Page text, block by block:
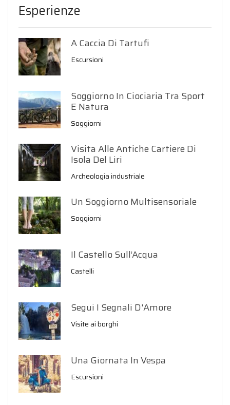
Esperienze
A Caccia Di Tartufi
Escursioni
Soggiorno In Ciociaria Tra Sport
E Natura
Soggiorni
Visita Alle Antiche Cartiere Di
Isola Del Liri
Archeologia industriale
Un Soggiorno Multisensoriale
Soggiorni
Il Castello Sull’Acqua
Castelli
Segui I Segnali D'Amore
Visite ai borghi
Una Giornata In Vespa
Escursioni